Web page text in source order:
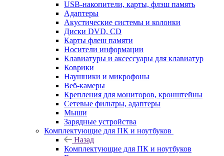
USB-накопители, карты, флэш память
Адаптеры
Акустические системы и колонки
Диски DVD, CD
Карты флеш памяти
Носители информации
Клавиатуры и аксессуары для клавиатур
Коврики
Наушники и микрофоны
Веб-камеры
Крепления для мониторов, кронштейны
Сетевые фильтры, адаптеры
Мыши
Зарядные устройства
Комплектующие для ПК и ноутбуков
Назад
Комплектующие для ПК и ноутбуков